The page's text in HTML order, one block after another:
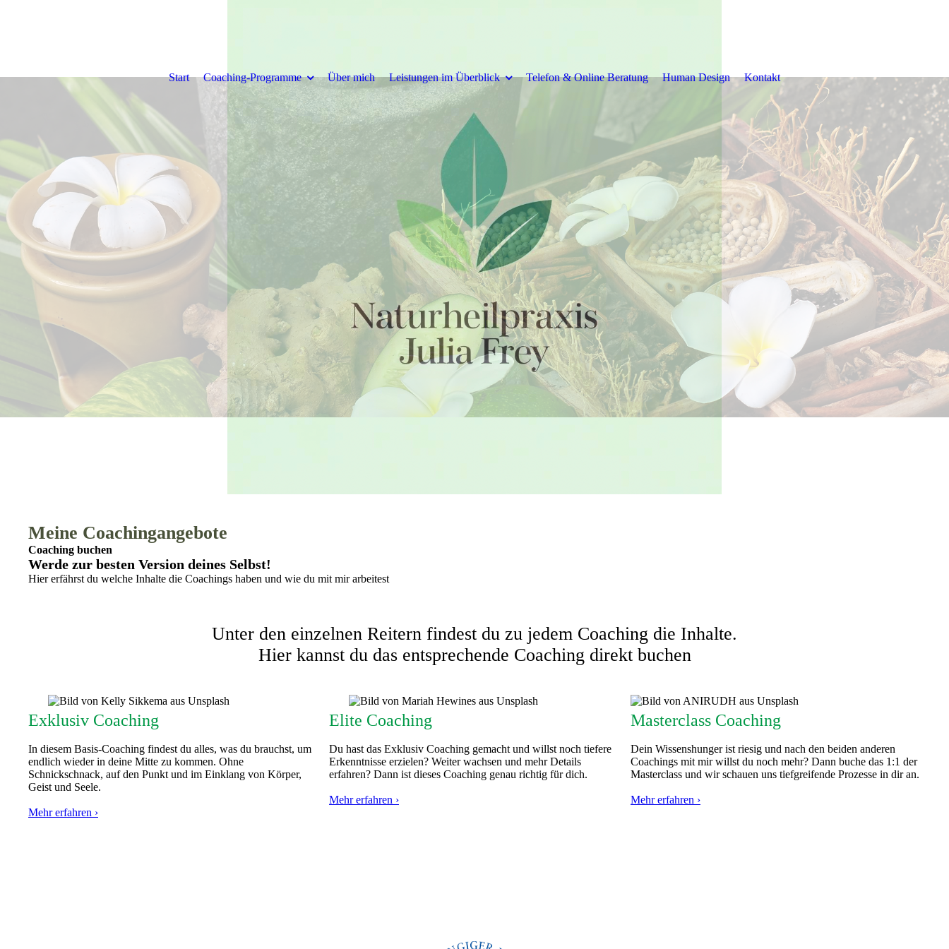
Start Coaching-Programme Über mich Leistungen im Überblick Telefon & Online Beratung Human Design Kontakt
Meine Coaching­angebote
Coaching buchen
Werde zur besten Version deines Selbst!
Hier erfährst du welche Inhalte die Coachings haben und wie du mit mir arbeitest
Unter den einzelnen Reitern findest du zu jedem Coaching die Inhalte.
Hier kannst du das entsprechende Coaching direkt buchen
Exklusiv Coaching
In diesem Basis-Coaching findest du alles, was du brauchst, um
endlich wieder in deine Mitte zu kommen. Ohne
Schnickschnack, auf den Punkt und im Einklang von Körper,
Geist und Seele.
Mehr erfahren ›
Elite Coaching
Du hast das Exklusiv Coaching gemacht und willst noch tiefere
Erkenntnisse erzielen? Weiter wachsen und mehr Details
erfahren? Dann ist dieses Coaching genau richtig für dich.
Mehr erfahren ›
Masterclass Coaching
Dein Wissenshunger ist riesig und nach den beiden anderen
Coachings mit mir willst du noch mehr? Dann buche das 1:1 der
Masterclass und wir schauen uns tiefgreifende Prozesse in dir an.
Mehr erfahren ›